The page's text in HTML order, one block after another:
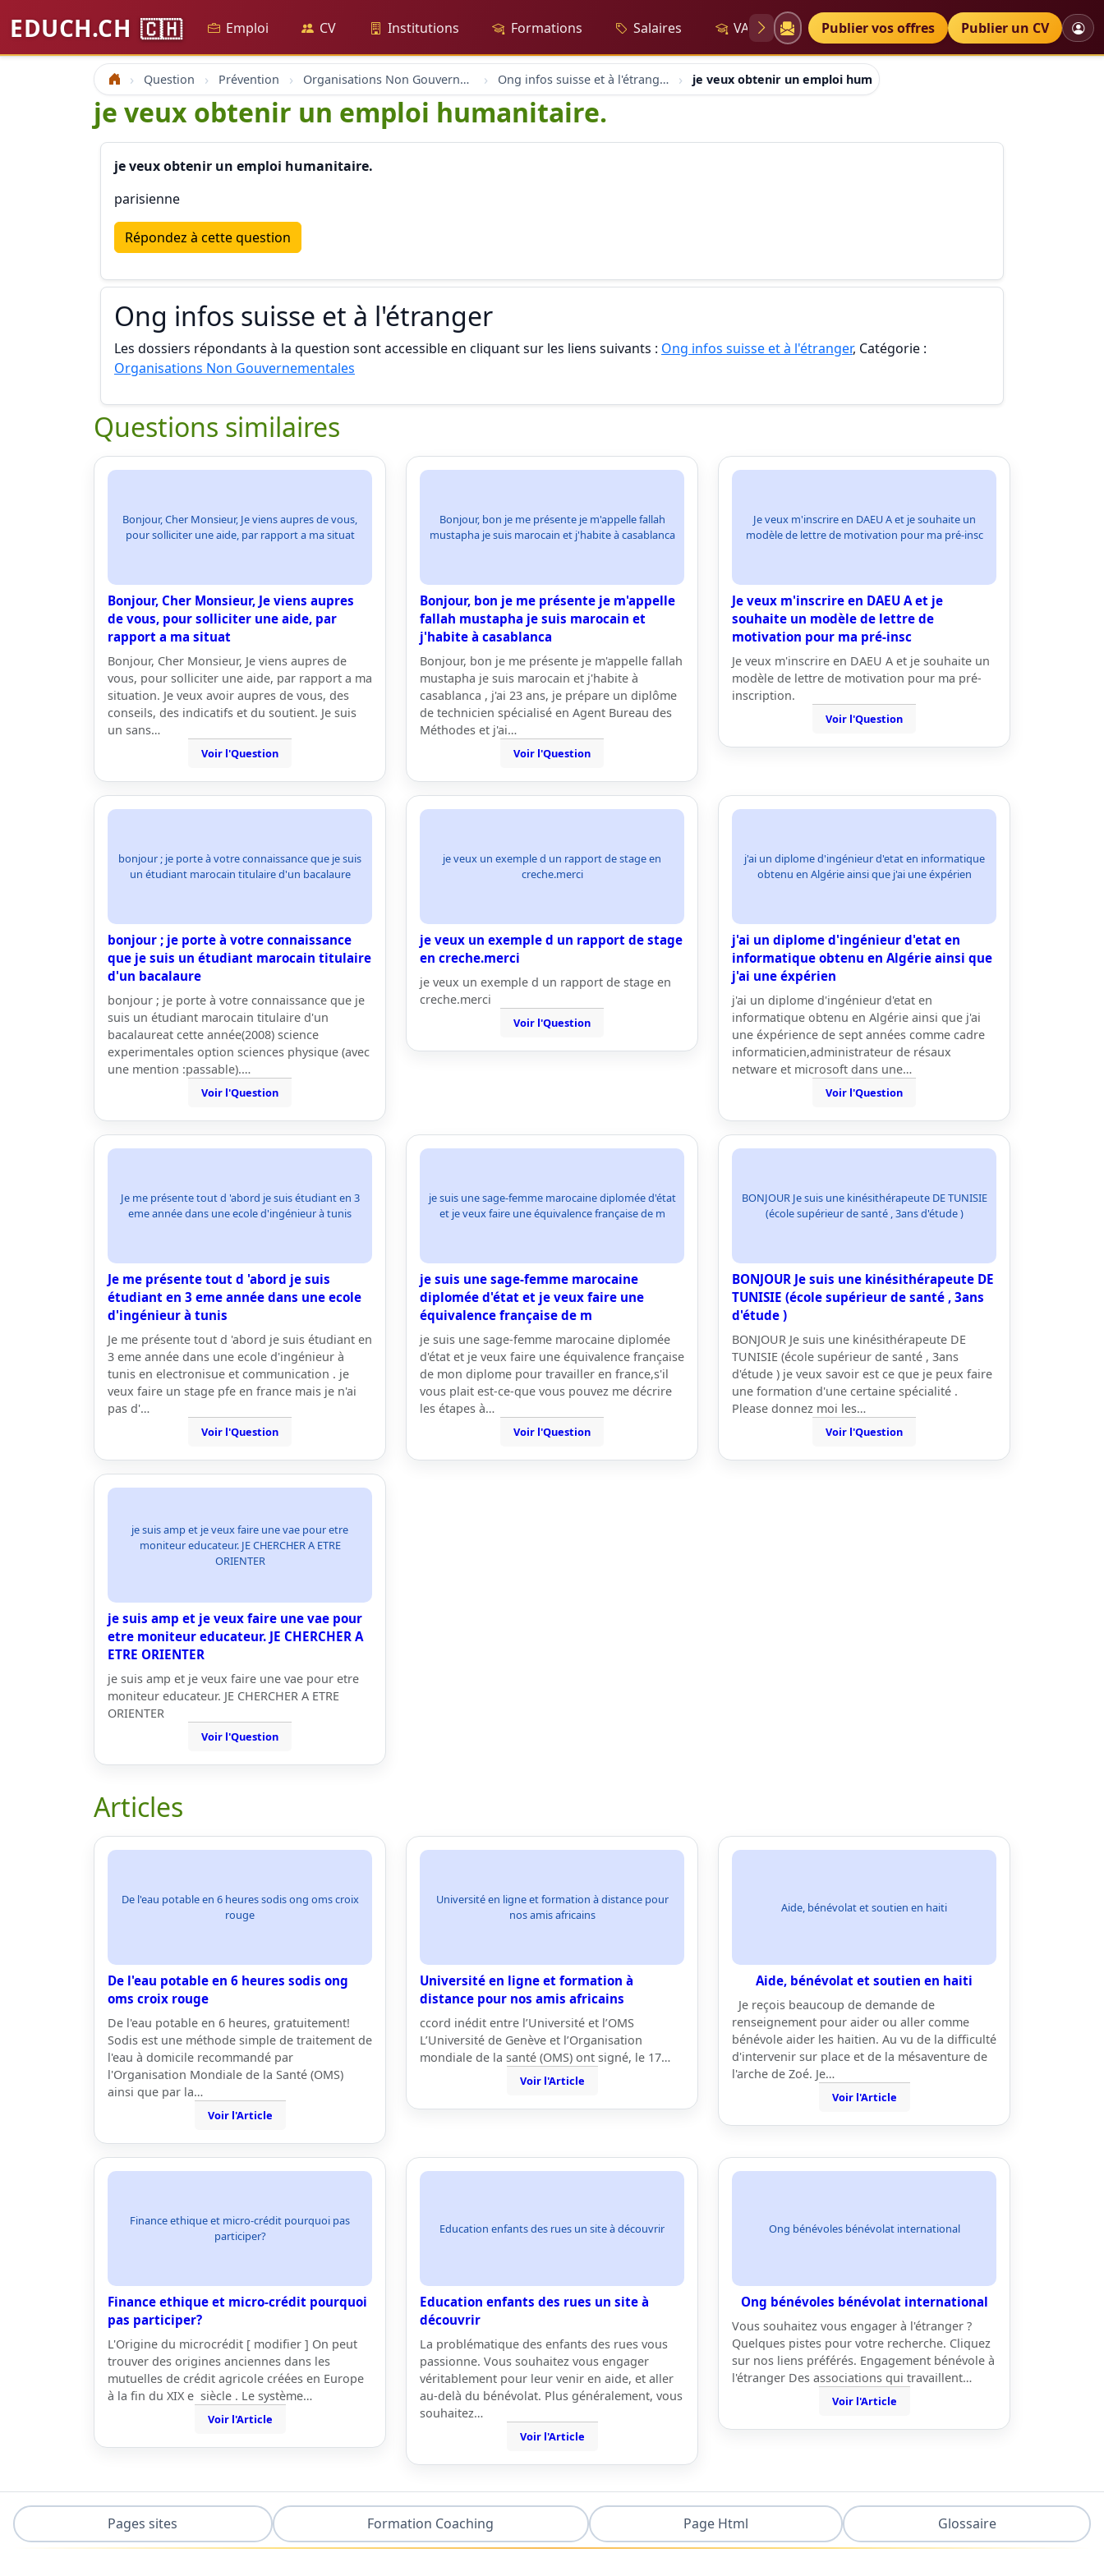
EDUCH.CH 🇨🇭 Emploi CV Institutions Formations Salaires VAE Diplômes Petites annonces
Publier vos offres Publier un CV
Accueil Question Prévention Organisations Non Gouvernementales Ong infos suisse et à l'étranger je veux obtenir un emploi humanitaire.
je veux obtenir un emploi humanitaire.
je veux obtenir un emploi humanitaire.
parisienne
Répondez à cette question
Ong infos suisse et à l'étranger
Les dossiers répondants à la question sont accessible en cliquant sur les liens suivants : Ong infos suisse et à l'étranger, Catégorie :
Organisations Non Gouvernementales
Questions similaires
Bonjour, Cher Monsieur, Je viens aupres de vous,
pour solliciter une aide, par rapport a ma situat
Bonjour, Cher Monsieur, Je viens aupres
de vous, pour solliciter une aide, par
rapport a ma situat
Bonjour, Cher Monsieur, Je viens aupres de
vous, pour solliciter une aide, par rapport a ma
situation. Je veux avoir aupres de vous, des
conseils, des indicatifs et du soutient. Je suis
un sans…
Voir l'Question
Bonjour, bon je me présente je m'appelle fallah
mustapha je suis marocain et j'habite à casablanca
Bonjour, bon je me présente je m'appelle
fallah mustapha je suis marocain et
j'habite à casablanca
Bonjour, bon je me présente je m'appelle fallah
mustapha je suis marocain et j'habite à
casablanca , j'ai 23 ans, je prépare un diplôme
de technicien spécialisé en Agent Bureau des
Méthodes et j'ai…
Voir l'Question
Je veux m'inscrire en DAEU A et je souhaite un
modèle de lettre de motivation pour ma pré-insc
Je veux m'inscrire en DAEU A et je
souhaite un modèle de lettre de
motivation pour ma pré-insc
Je veux m'inscrire en DAEU A et je souhaite un
modèle de lettre de motivation pour ma pré-
inscription.
Voir l'Question
bonjour ; je porte à votre connaissance que je suis
un étudiant marocain titulaire d'un bacalaure
bonjour ; je porte à votre connaissance
que je suis un étudiant marocain titulaire
d'un bacalaure
bonjour ; je porte à votre connaissance que je
suis un étudiant marocain titulaire d'un
bacalaureat cette année(2008) science
experimentales option sciences physique (avec
une mention :passable).…
Voir l'Question
je veux un exemple d un rapport de stage en
creche.merci
je veux un exemple d un rapport de stage
en creche.merci
je veux un exemple d un rapport de stage en
creche.merci
Voir l'Question
j'ai un diplome d'ingénieur d'etat en informatique
obtenu en Algérie ainsi que j'ai une éxpérien
j'ai un diplome d'ingénieur d'etat en
informatique obtenu en Algérie ainsi que
j'ai une éxpérien
j'ai un diplome d'ingénieur d'etat en
informatique obtenu en Algérie ainsi que j'ai
une éxpérience de sept années comme cadre
informaticien,administrateur de résaux
netware et microsoft dans une…
Voir l'Question
Je me présente tout d 'abord je suis étudiant en 3
eme année dans une ecole d'ingénieur à tunis
Je me présente tout d 'abord je suis
étudiant en 3 eme année dans une ecole
d'ingénieur à tunis
Je me présente tout d 'abord je suis étudiant en
3 eme année dans une ecole d'ingénieur à
tunis en electronisue et communication . je
veux faire un stage pfe en france mais je n'ai
pas d'…
Voir l'Question
je suis une sage-femme marocaine diplomée d'état
et je veux faire une équivalence française de m
je suis une sage-femme marocaine
diplomée d'état et je veux faire une
équivalence française de m
je suis une sage-femme marocaine diplomée
d'état et je veux faire une équivalence française
de mon diplome pour travailler en france,s'il
vous plait est-ce-que vous pouvez me décrire
les étapes à…
Voir l'Question
BONJOUR Je suis une kinésithérapeute DE TUNISIE
(école supérieur de santé , 3ans d'étude )
BONJOUR Je suis une kinésithérapeute DE
TUNISIE (école supérieur de santé , 3ans
d'étude )
BONJOUR Je suis une kinésithérapeute DE
TUNISIE (école supérieur de santé , 3ans
d'étude ) je veux savoir est ce que je peux faire
une formation d'une certaine spécialité .
Please donnez moi les…
Voir l'Question
je suis amp et je veux faire une vae pour etre
moniteur educateur. JE CHERCHER A ETRE
ORIENTER
je suis amp et je veux faire une vae pour
etre moniteur educateur. JE CHERCHER A
ETRE ORIENTER
je suis amp et je veux faire une vae pour etre
moniteur educateur. JE CHERCHER A ETRE
ORIENTER
Voir l'Question
Articles
De l'eau potable en 6 heures sodis ong oms croix
rouge
De l'eau potable en 6 heures sodis ong
oms croix rouge
De l'eau potable en 6 heures, gratuitement!
Sodis est une méthode simple de traitement de
l'eau à domicile recommandé par
l'Organisation Mondiale de la Santé (OMS)
ainsi que par la…
Voir l'Article
Université en ligne et formation à distance pour
nos amis africains
Université en ligne et formation à
distance pour nos amis africains
ccord inédit entre l’Université et l’OMS
L’Université de Genève et l’Organisation
mondiale de la santé (OMS) ont signé, le 17…
Voir l'Article
Aide, bénévolat et soutien en haiti
Aide, bénévolat et soutien en haiti
Je reçois beaucoup de demande de
renseignement pour aider ou aller comme
bénévole aider les haitien. Au vu de la difficulté
d'intervenir sur place et de la mésaventure de
l'arche de Zoé. Je…
Voir l'Article
Finance ethique et micro-crédit pourquoi pas
participer?
Finance ethique et micro-crédit pourquoi
pas participer?
L'Origine du microcrédit [ modifier ] On peut
trouver des origines anciennes dans les
mutuelles de crédit agricole créées en Europe
à la fin du XIX e siècle . Le système…
Voir l'Article
Education enfants des rues un site à découvrir
Education enfants des rues un site à
découvrir
La problématique des enfants des rues vous
passionne. Vous souhaitez vous engager
véritablement pour leur venir en aide, et aller
au-delà du bénévolat. Plus généralement, vous
souhaitez…
Voir l'Article
Ong bénévoles bénévolat international
Ong bénévoles bénévolat international
Vous souhaitez vous engager à l'étranger ?
Quelques pistes pour votre recherche. Cliquez
sur nos liens préférés. Engagement bénévole à
l'étranger Des associations qui travaillent…
Voir l'Article
Pages sites Formation Coaching Page Html Glossaire